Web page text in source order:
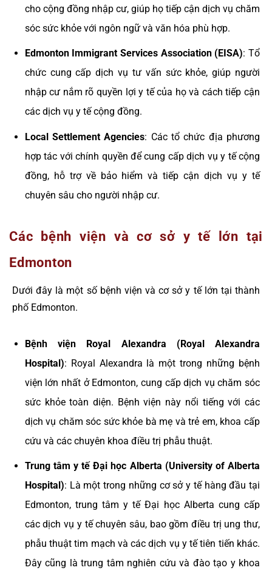
cho cộng đồng nhập cư, giúp họ tiếp cận dịch vụ chăm
sóc sức khỏe với ngôn ngữ và văn hóa phù hợp.
Edmonton Immigrant Services Association (EISA): Tổ
chức cung cấp dịch vụ tư vấn sức khỏe, giúp người
nhập cư nắm rõ quyền lợi y tế của họ và cách tiếp cận
các dịch vụ y tế cộng đồng.
Local Settlement Agencies: Các tổ chức địa phương
hợp tác với chính quyền để cung cấp dịch vụ y tế cộng
đồng, hỗ trợ về bảo hiểm và tiếp cận dịch vụ y tế
chuyên sâu cho người nhập cư.
Các bệnh viện và cơ sở y tế lớn tại
Edmonton
Dưới đây là một số bệnh viện và cơ sở y tế lớn tại thành
phố Edmonton.
Bệnh viện Royal Alexandra (Royal Alexandra
Hospital): Royal Alexandra là một trong những bệnh
viện lớn nhất ở Edmonton, cung cấp dịch vụ chăm sóc
sức khỏe toàn diện. Bệnh viện này nổi tiếng với các
dịch vụ chăm sóc sức khỏe bà mẹ và trẻ em, khoa cấp
cứu và các chuyên khoa điều trị phẫu thuật.
Trung tâm y tế Đại học Alberta (University of Alberta
Hospital): Là một trong những cơ sở y tế hàng đầu tại
Edmonton, trung tâm y tế Đại học Alberta cung cấp
các dịch vụ y tế chuyên sâu, bao gồm điều trị ung thư,
phẫu thuật tim mạch và các dịch vụ y tế tiên tiến khác.
Đây cũng là trung tâm nghiên cứu và đào tạo y khoa